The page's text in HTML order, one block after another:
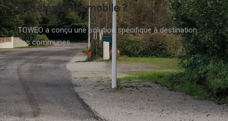
de téléphonie mobile ?
TOWEO a conçu une solution spécifique à destination
des communes.